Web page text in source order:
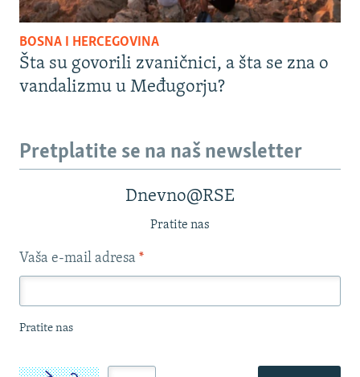
BOSNA I HERCEGOVINA
Šta su govorili zvaničnici, a šta se zna o
vandalizmu u Međugorju?
Pretplatite se na naš newsletter
Dnevno@RSE
Pratite nas
Vaša e-mail adresa *
Pratite nas